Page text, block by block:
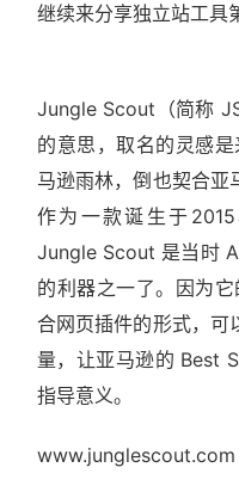
继续来分享独立站工具
Jungle Scout（简称
的意思，取名的灵感
马逊雨林，倒也契合亚
作为一款诞生于
Jungle Scout 是当时
的利器之一了。因为
合网页插件的形式，可
量，让亚马逊的 Best
指导意义。
www.junglescout.com